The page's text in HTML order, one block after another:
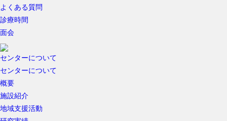
よくある質問
診療時間
面会
センターについて
センターについて
概要
施設紹介
地域支援活動